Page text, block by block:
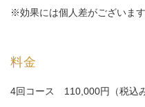
※効果には個人差がございます
料金
4回コース 110,000円（税込